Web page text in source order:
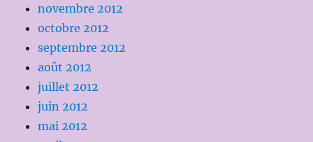
novembre 2012
octobre 2012
septembre 2012
août 2012
juillet 2012
juin 2012
mai 2012